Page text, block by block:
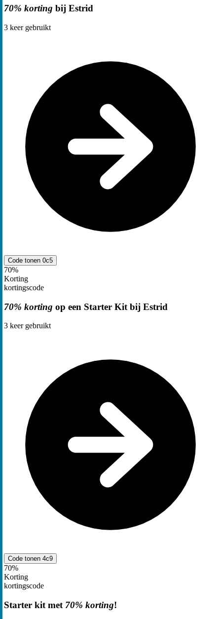
70% korting bij Estrid
3 keer gebruikt
Code tonen 0c5
70%
Korting
kortingscode
70% korting op een Starter Kit bij Estrid
3 keer gebruikt
Code tonen 4c9
70%
Korting
kortingscode
Starter kit met 70% korting!